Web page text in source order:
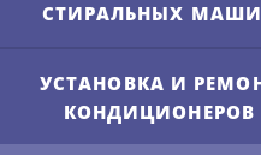
СТИРАЛЬНЫХ
УСТАНОВКА И
КОНДИЦИОНЕРОВ